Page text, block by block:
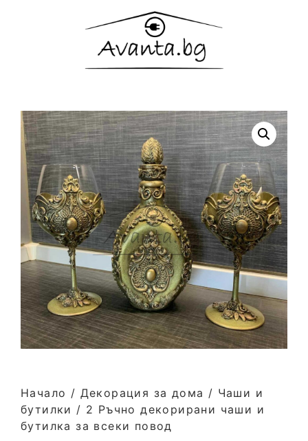
Начало / Декорация за дома / Чаши и
бутилки / 2 Ръчно декорирани чаши и
бутилка за всеки повод